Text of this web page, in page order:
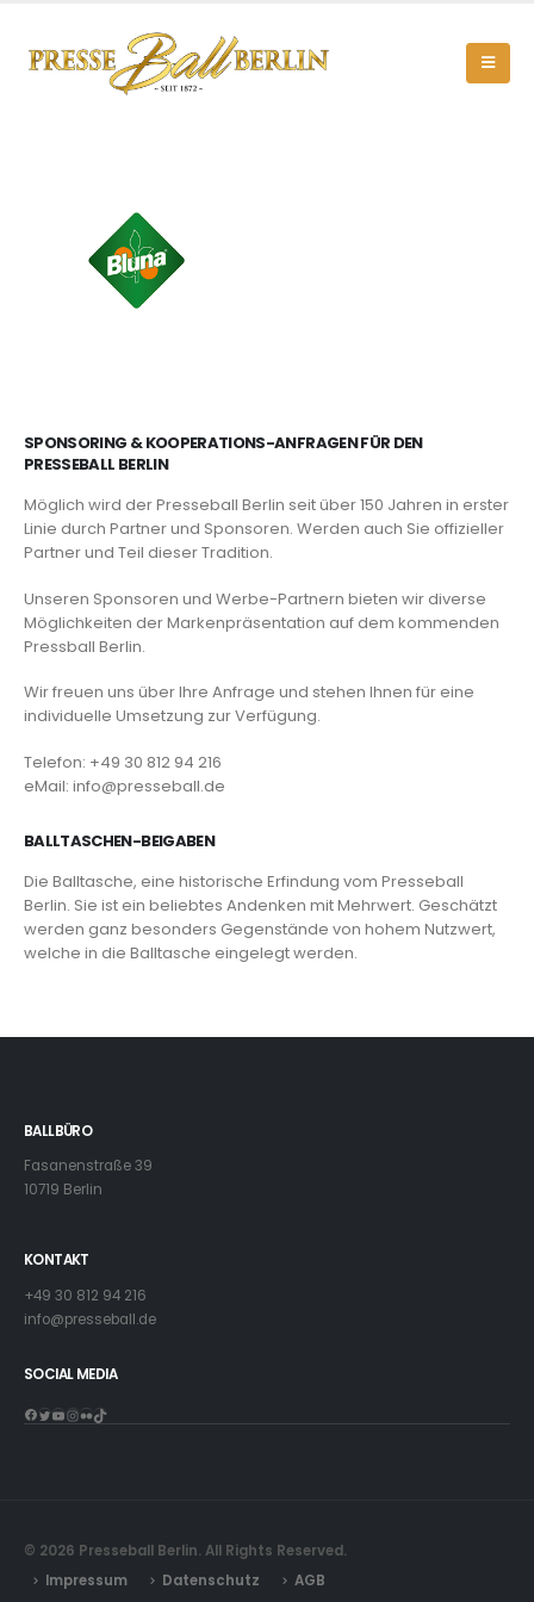
SPONSORING & KOOPERATIONS-ANFRAGEN FÜR DEN
PRESSEBALL BERLIN
Möglich wird der Presseball Berlin seit über 150 Jahren in erster
Linie durch Partner und Sponsoren. Werden auch Sie offizieller
Partner und Teil dieser Tradition.
Unseren Sponsoren und Werbe-Partnern bieten wir diverse
Möglichkeiten der Markenpräsentation auf dem kommenden
Pressball Berlin.
Wir freuen uns über Ihre Anfrage und stehen Ihnen für eine
individuelle Umsetzung zur Verfügung.
Telefon: +49 30 812 94 216
eMail: info@presseball.de
BALLTASCHEN-BEIGABEN
Die Balltasche, eine historische Erfindung vom Presseball
Berlin. Sie ist ein beliebtes Andenken mit Mehrwert. Geschätzt
werden ganz besonders Gegenstände von hohem Nutzwert,
welche in die Balltasche eingelegt werden.
BALLBÜRO
Fasanenstraße 39
10719 Berlin
KONTAKT
+49 30 812 94 216
info@presseball.de
SOCIAL MEDIA
Facebook
Twitter
YouTube
Instagram
FlickrTikTok
© 2026 Presseball Berlin. All Rights Reserved.
Impressum
Datenschutz AGB